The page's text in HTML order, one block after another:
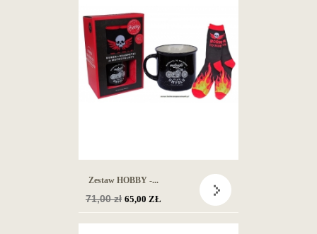
Zestaw HOBBY -...
Cena
71,00 zł 65,00 ZŁ